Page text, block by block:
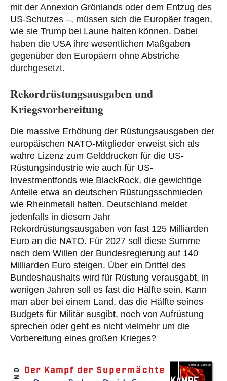
mit der Annexion Grönlands oder dem Entzug des
US-Schutzes –, müssen sich die Europäer fragen,
wie sie Trump bei Laune halten können. Dabei
haben die USA ihre wesentlichen Maßgaben
gegenüber den Europäern ohne Abstriche
durchgesetzt.
Rekordrüstungsausgaben und
Kriegsvorbereitung
Die massive Erhöhung der Rüstungsausgaben der
europäischen NATO-Mitglieder erweist sich als
wahre Lizenz zum Gelddrucken für die US-
Rüstungsindustrie wie auch für US-
Investmentfonds wie BlackRock, die gewichtige
Anteile etwa an deutschen Rüstungsschmieden
wie Rheinmetall halten. Deutschland meldet
jedenfalls in diesem Jahr
Rekordrüstungsausgaben von fast 125 Milliarden
Euro an die NATO. Für 2027 soll diese Summe
nach dem Willen der Bundesregierung auf 140
Milliarden Euro steigen. Über ein Drittel des
Bundeshaushalts wird für Rüstung verausgabt, in
wenigen Jahren soll es fast die Hälfte sein. Kann
man aber bei einem Land, das die Hälfte seines
Budgets für Militär ausgibt, noch von Aufrüstung
sprechen oder geht es nicht vielmehr um die
Vorbereitung eines großen Krieges?